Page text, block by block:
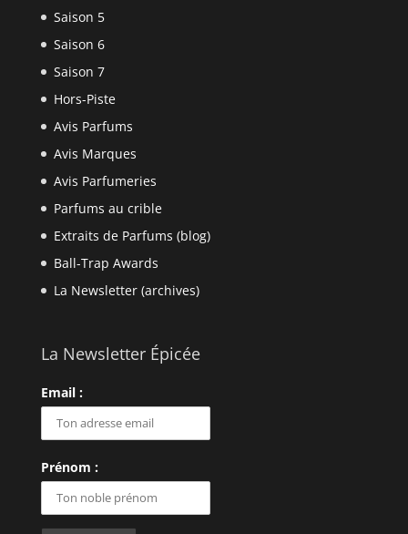
Saison 5
Saison 6
Saison 7
Hors-Piste
Avis Parfums
Avis Marques
Avis Parfumeries
Parfums au crible
Extraits de Parfums (blog)
Ball-Trap Awards
La Newsletter (archives)
La Newsletter Épicée
Email :
Prénom :